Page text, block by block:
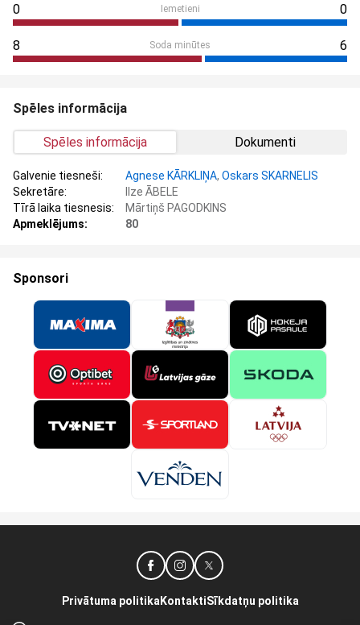
0 Iemetieni 0
8 Soda minūtes 6
Spēles informācija
Spēles informācija Dokumenti
Galvenie tiesneši: Agnese KĀRKLIŅA, Oskars SKARNELIS
Sekretāre:
Ilze ĀBELE
Tīrā laika tiesnesis:
Mārtiņš PAGODKINS
Apmeklējums:
80
Sponsori
Privātuma politika KontaktiSīkdatņu politika